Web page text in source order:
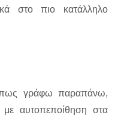
στο πιο κατάλληλο
γράφω παραπάνω,
αυτοπεποίθηση στα